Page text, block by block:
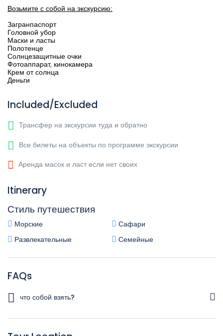
Возьмите с собой на экскурсию:
Загранпаспорт
Головной убор
Маски и ласты
Полотенце
Солнцезащитные очки
Фотоаппарат, кинокамера
Крем от солнца
Деньги
Included/Excluded
Трансфер на экскурсии туда и обратно
Все билеты на объекты по программе экскурсии
Аренда масок и ласт если нет своих
Itinerary
Стиль путешествия
Морские
Сафари
Развлекательные
Семейные
FAQs
что собой взять?
Загранпаспорт Головной убор Маски и ласты Полотенце